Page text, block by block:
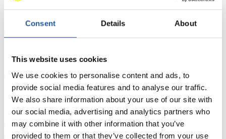
Consent Details About
This website uses cookies
We use cookies to personalise content and ads, to
provide social media features and to analyse our traffic.
We also share information about your use of our site with
our social media, advertising and analytics partners who
may combine it with other information that you’ve
provided to them or that they’ve collected from your use
Rennkalender
Kunstbahn Rodeln Alpin Rodeln Rennkalender als PDF
Aktuell Gesamtstände
FIL LIVE TV
Live StreamingKunstbahnRodelnLive Streaming Alpin
Highlights YOG Gangwon 2024